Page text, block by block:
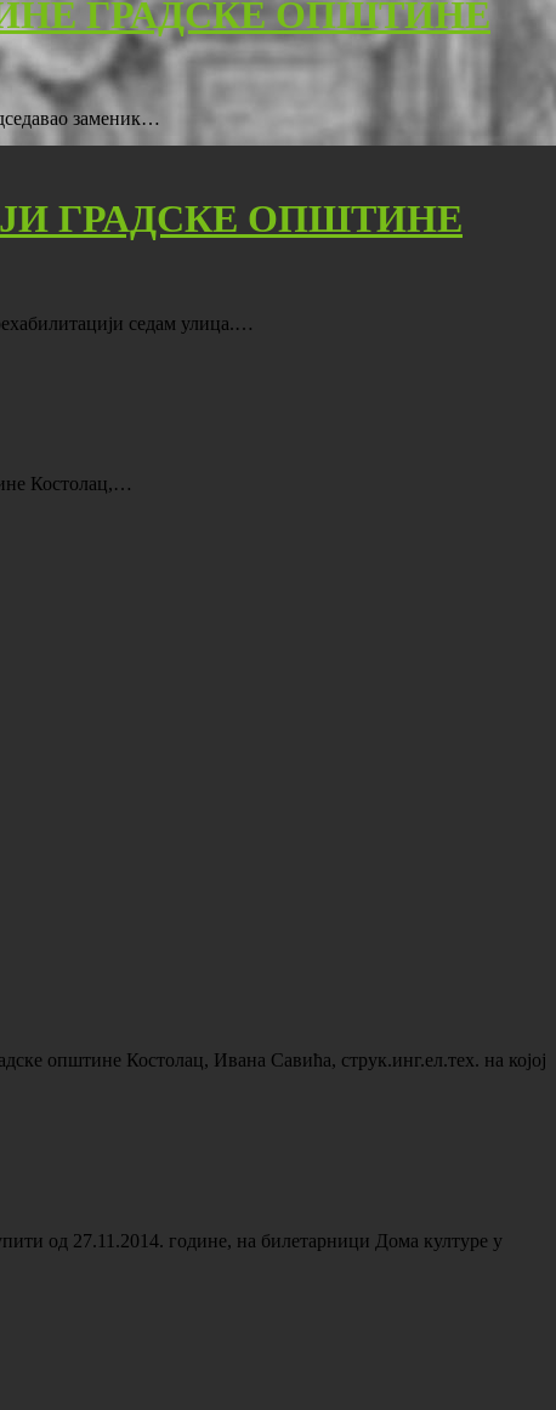
ГРАДСКЕ ОПШТИНЕ
заменик…
ГРАДСКЕ ОПШТИНЕ
седам улица.…
Костолац,…
општине Костолац, Ивана Савића, струк.инг.ел.тех. на којој
од 27.11.2014. године, на билетарници Дома културе у